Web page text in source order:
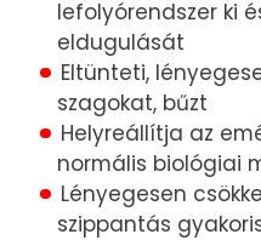
lefolyórendszer ki
eldugulását
Eltünteti,
szagokat, bűzt
Helyreállítja az
normális biológiai
Lényegesen
szippantás